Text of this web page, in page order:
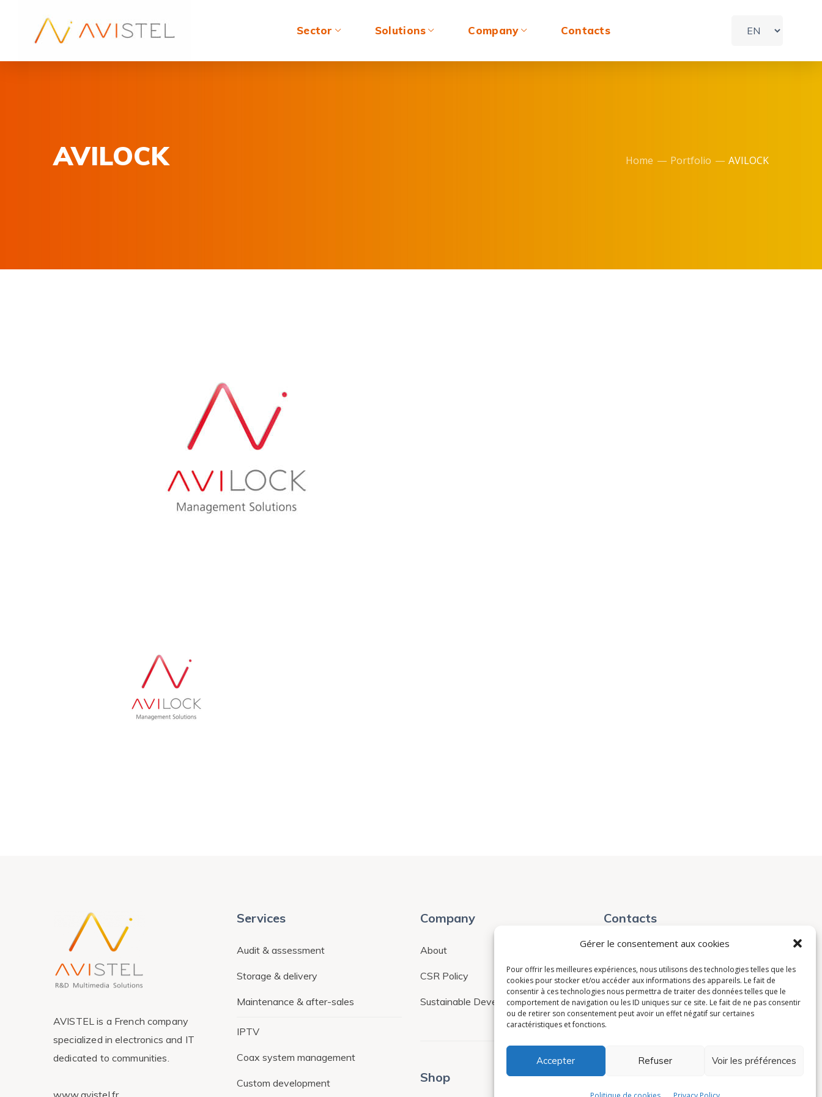
Gérer le consentement aux cookies
Pour offrir les meilleures expériences, nous utilisons des technologies telles que les
cookies pour stocker et/ou accéder aux informations des appareils. Le fait de
consentir à ces technologies nous permettra de traiter des données telles que le
comportement de navigation ou les ID uniques sur ce site. Le fait de ne pas consentir
ou de retirer son consentement peut avoir un effet négatif sur certaines
caractéristiques et fonctions.
Accepter Refuser Voir les préférences
Sector Solutions Company Contacts
AVILOCK Home Portfolio AVILOCK
AVISTEL is a French company
specialized in electronics and IT
dedicated to communities.
www.avistel.fr
Services
Audit & assessment
Storage & delivery
Maintenance & after-sales
IPTV
Coax system management
Custom development
Company
About
CSR Policy
Sustainable Development
Shop
Contacts
contact@avistel.fr
France
15 Rue Auguste Bartholdi,
78420, Carrières-sur-Seine
+33(0)1 30 71 32 60